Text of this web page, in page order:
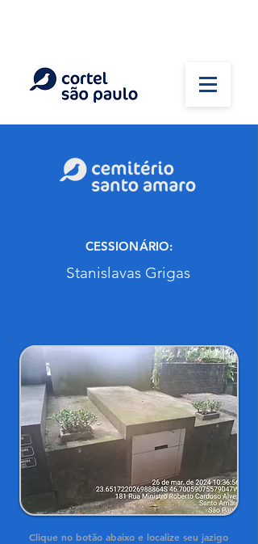
CESSIONÁRIO:
Stanislavas Grigas
Clique no botão abaixo e localize seu jazigo